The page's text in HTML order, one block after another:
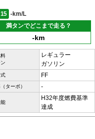
-km/L
満タンでどこまで走る？
-km
レギュラー
ガソリン
FF
ターボ） -
H32年度燃費基準
達成